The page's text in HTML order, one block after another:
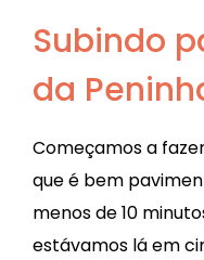
Subindo
da
Começamos a
que é bem
menos de 10
estávamos lá em